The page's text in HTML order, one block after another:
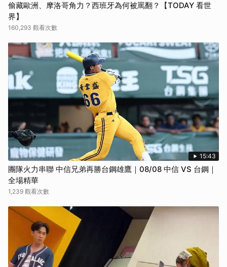
偷藏歐洲、摩洛哥角力？西班牙為何被罵翻？【TODAY 看世
界】
160,293 觀看次數
15:43
團隊火力串聯 中信兄弟再勝台鋼雄鷹｜08/08 中信 VS 台鋼｜
全場精華
1,239 觀看次數